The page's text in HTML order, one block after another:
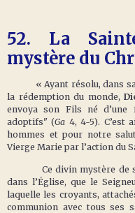
52. La
mystère du
« Ayant résolu, dans sa
la rédemption du monde,
envoya son Fils né
adoptifs" (Ga 4, 4-5). C’est
hommes et pour notre
Vierge Marie par l’action du
Ce divin mystère de
dans l’Église, que le
laquelle les croyants,
communion avec tous ses